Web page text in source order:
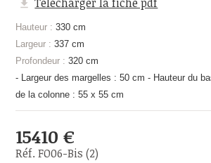
Hauteur : 330 cm
Largeur : 337 cm
Profondeur : 320 cm
- Largeur des margelles : 50 cm - Hauteur du
de la colonne : 55 x 55 cm
15410 €
Réf. FO06-Bis (2)